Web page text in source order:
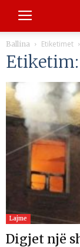
Ballina Etiketimet
Lajme
Digjet një